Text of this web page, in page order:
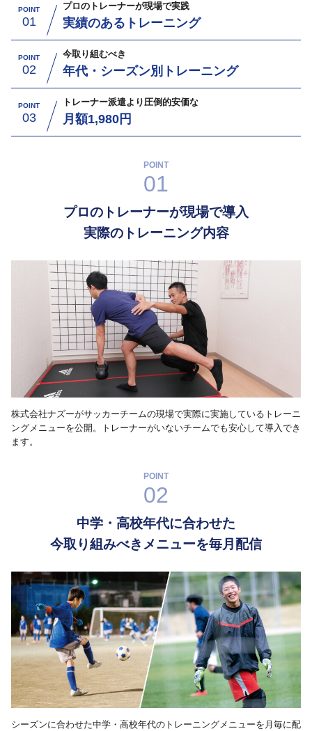
POINT
01
プロのトレーナーが現場で実践
実績のあるトレーニング
POINT
02
今取り組むべき
年代・シーズン別トレーニング
POINT
03
トレーナー派遣より圧倒的安価な
月額1,980円
POINT
01
プロのトレーナーが現場で導入
実際のトレーニング内容
株式会社ナズーがサッカーチームの現場で実際に実施しているトレーニ
ングメニューを公開。トレーナーがいないチームでも安心して導入でき
ます。
POINT
02
中学・高校年代に合わせた
今取り組みべきメニューを毎月配信
シーズンに合わせた中学・高校年代のトレーニングメニューを月毎に配